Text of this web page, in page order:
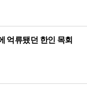
억류됐던 한인 목회